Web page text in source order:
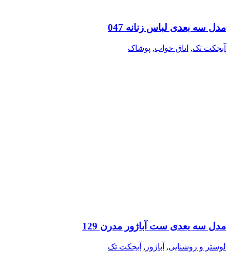
مدل سه بعدی لباس زنانه 047
آبجکت تک, اتاق خواب, پوشاک
مدل سه بعدی ست آباژور مدرن 129
لوستر و روشنایی, آباژور , آبجکت تک